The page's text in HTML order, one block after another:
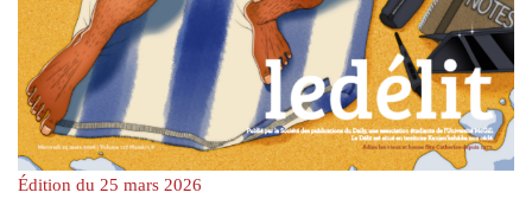
Édition du 25 mars 2026